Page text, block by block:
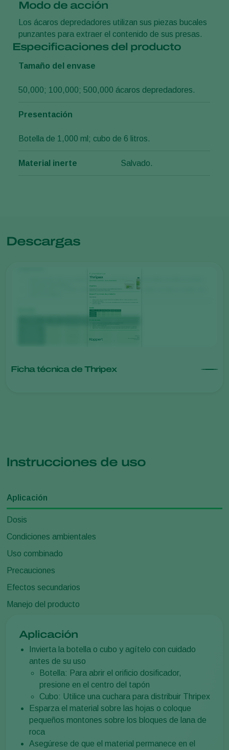
Modo de acción
Los ácaros depredadores utilizan sus piezas bucales
punzantes para extraer el contenido de sus presas.
Especificaciones del producto
Tamaño del envase
50,000; 100,000; 500,000 ácaros depredadores.
Presentación
Botella de 1,000 ml; cubo de 6 litros.
Material inerte Salvado.
Descargas
Ficha técnica de Thripex
Instrucciones de uso
Aplicación
Dosis
Condiciones ambientales
Uso combinado
Precauciones
Efectos secundarios
Manejo del producto
Aplicación
Invierta la botella o cubo y agítelo con cuidado
antes de su uso
Botella: Para abrir el orificio dosificador,
presione en el centro del tapón
Cubo: Utilice una cuchara para distribuir Thripex
Esparza el material sobre las hojas o coloque
pequeños montones sobre los bloques de lana de
roca
Asegúrese de que el material permanece en el